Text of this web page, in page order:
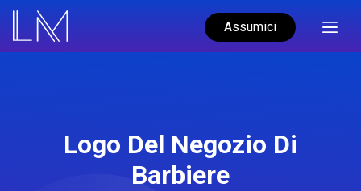
Assumici
Logo Del Negozio Di
Barbiere